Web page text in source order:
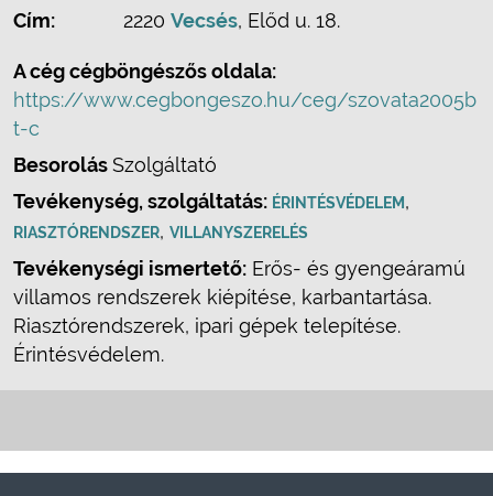
Cím:
2220 Vecsés, Előd u. 18.
A cég cégböngészős oldala:
https://www.cegbongeszo.hu/ceg/szovata2005b
t-c
BesorolásSzolgáltató
Tevékenység, szolgáltatás: ÉRINTÉSVÉDELEM,
RIASZTÓRENDSZER, VILLANYSZERELÉS
Tevékenységi ismertető: Erős- és gyengeáramú
villamos rendszerek kiépítése, karbantartása.
Riasztórendszerek, ipari gépek telepítése.
Érintésvédelem.